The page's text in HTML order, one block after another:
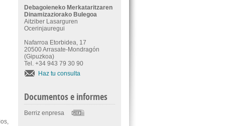
Debagoieneko Merkataritzaren
Dinamizaziorako Bulegoa
Aitziber Lasarguren
Ocerinjauregui
Nafarroa Etorbidea, 17
20500 Arrasate-Mondragón
(Gipuzkoa)
Tel. +34 943 79 30 90
Haz tu consulta
Documentos e informes
Berriz enpresa